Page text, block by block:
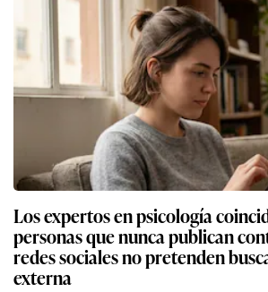
Los expertos en psicología
personas que nunca publican
redes sociales no pretenden
externa